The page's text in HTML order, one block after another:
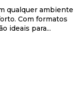
qualquer ambiente
Com formatos
ideais para...